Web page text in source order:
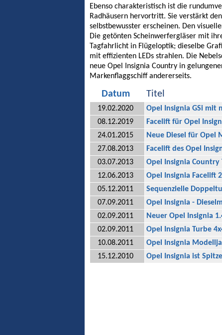
Ebenso charakteristisch ist die
Radhäusern hervortritt. Sie verstärkt
selbstbewusster erscheinen. Den
Die getönten Scheinwerfergläser mit
Tagfahrlicht in Flügeloptik; dieselbe
mit effizienten LEDs strahlen. Die
neue Opel Insignia Country in
Markenflaggschiff andererseits.
Datum Titel
19.02.2020
Opel Insignia GSi mit
08.12.2019
Facelift für Opel
24.01.2015
Neue Diesel für Opel
27.08.2013
Facelift des Opel
03.07.2013
Opel Insignia Country
12.06.2013
Opel Insignia Facelift
05.12.2011
Sequenzielle
07.09.2011
Opel Insignia -
02.09.2011
Neuer Opel Insignia
02.09.2011
Opel Insignia Turbe
10.08.2011
Opel Insignia
15.12.2010
Opel Insignia ist